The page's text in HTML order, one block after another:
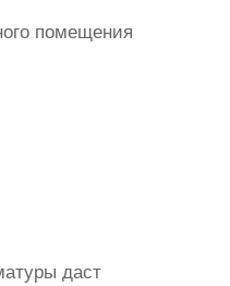
помещения
даст